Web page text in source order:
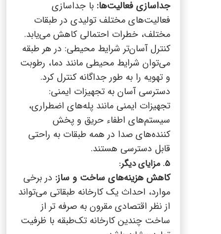
جداسازی فعالیت‌ها: با جداسازی
فعالیت‌های مختلف تولیدی در طبقات
مختلف، خطرات احتمالی کاهش می‌یابد.
کنترل آسان‌تر شرایط محیطی: در هر طبقه
می‌توان شرایط محیطی مانند دما، رطوبت
و تهویه را به طور جداگانه کنترل کرد.
دسترسی آسان به تجهیزات ایمنی:
تجهیزات ایمنی مانند پله‌های اضطراری،
سیستم‌های اطفاء حریق و پخش
کننده‌های صدا در همه طبقات به راحتی
قابل دسترسی هستند.
5. مزایای دیگر:
کاهش هزینه‌های ساخت و ساز: در برخی
موارد، احداث یک کارخانه طبقاتی می‌تواند
از نظر اقتصادی مقرون به صرفه تر از
ساخت چندین کارخانه تک‌طبقه با ظرفیت